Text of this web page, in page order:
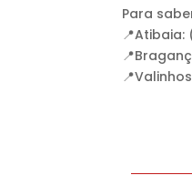
Para
📍Atibaia: